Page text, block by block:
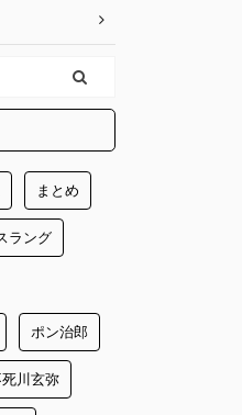
まとめ
ラング
ポン治郎
川玄弥